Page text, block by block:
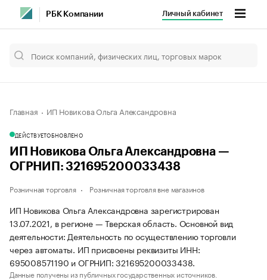
РБК Компании Личный кабинет
Главная ИП Новикова Ольга Александровна
ДЕЙСТВУЕТОБНОВЛЕНО
ИП Новикова Ольга Александровна —
ОГРНИП: 321695200033438
Розничная торговля Розничная торговля вне магазинов
ИП Новикова Ольга Александровна зарегистрирован
13.07.2021, в регионе — Тверская область. Основной вид
деятельности: Деятельность по осуществлению торговли
через автоматы. ИП присвоены реквизиты ИНН:
695008571190 и ОГРНИП: 321695200033438.
Данные получены из публичных государственных источников.